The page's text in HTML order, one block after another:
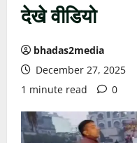
देखे वीडियो
bhadas2media
December 27, 2025
1 minute read
0